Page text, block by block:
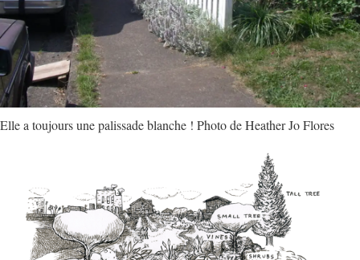
Elle a toujours une palissade blanche ! Photo de Heather Jo Flores